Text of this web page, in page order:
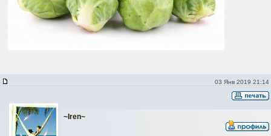
03 Янв 2019 21:14
~Iren~